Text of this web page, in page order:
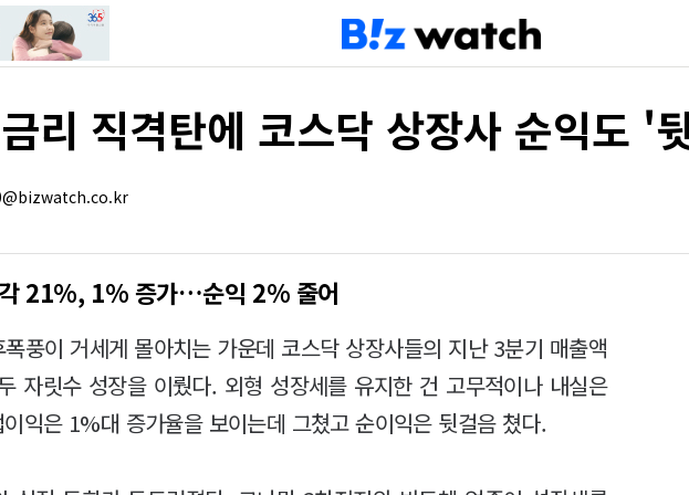
리 직격탄에 코스닥 상장사 순익도 '
각 21%, 1% 증가…순익 2% 줄어
풍이 거세게 몰아치는 가운데 코스닥 상장사들의 지난 3분기 매출액
자릿수 성장을 이뤘다. 외형 성장세를 유지한 건 고무적이나 내실은
익은 1%대 증가율을 보이는데 그쳤고 순이익은 뒷걸음 쳤다.